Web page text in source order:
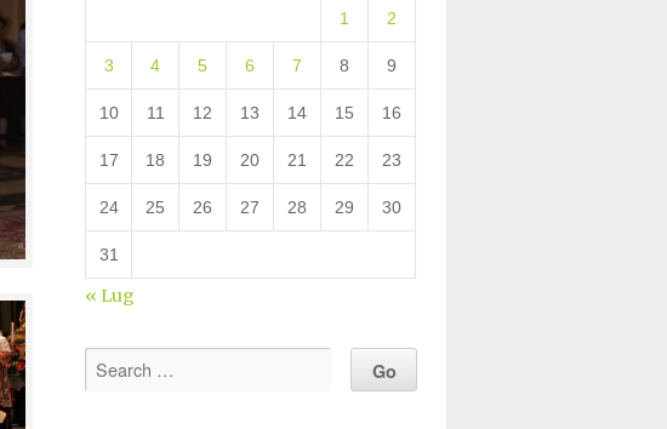
1 2
3 4 5 6 7 8 9
10 11 12 13 14 15 16
17 18 19 20 21 22 23
24 25 26 27 28 29 30
31
« Lug